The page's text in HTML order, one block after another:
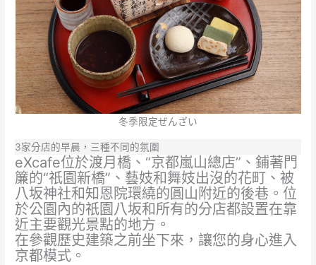
冬季限定ぜんざい
3家分店的早晨，三種不同的氛圍
eXcafe位於渡月橋、“京都嵐山總店”、鋪著門
簾的“祇園新橋”、藝妓和舞妓出沒的花町、被
八坂神社和知恩院環繞的圓山附近的後巷。位
於公園內的祇園八坂和所有的分店都設置在靠
近主要觀光景點的地方。
在參觀歷史建築之前坐下來，讓您的身心進入
京都模式。